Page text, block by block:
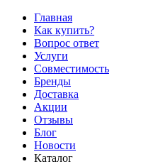
Главная
Как купить?
Вопрос ответ
Услуги
Совместимость
Бренды
Доставка
Акции
Отзывы
Блог
Новости
Каталог